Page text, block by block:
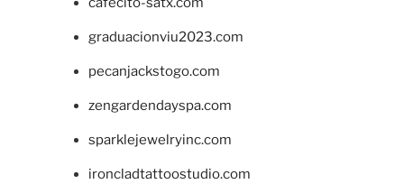
graduacionviu2023.com
pecanjackstogo.com
zengardendayspa.com
sparklejewelryinc.com
ironcladtattoostudio.com